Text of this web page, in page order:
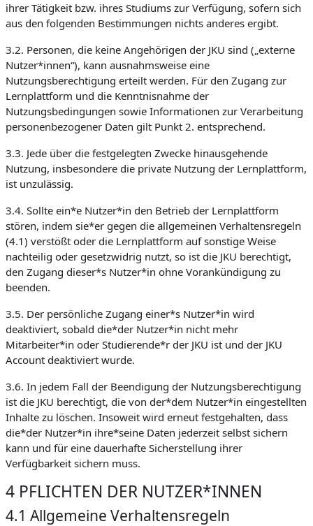
ihrer Tätigkeit bzw. ihres Studiums zur Verfügung, sofern sich
aus den folgenden Bestimmungen nichts anderes ergibt.
3.2. Personen, die keine Angehörigen der JKU sind („externe
Nutzer*innen“), kann ausnahmsweise eine
Nutzungsberechtigung erteilt werden. Für den Zugang zur
Lernplattform und die Kenntnisnahme der
Nutzungsbedingungen sowie Informationen zur Verarbeitung
personenbezogener Daten gilt Punkt 2. entsprechend.
3.3. Jede über die festgelegten Zwecke hinausgehende
Nutzung, insbesondere die private Nutzung der Lernplattform,
ist unzulässig.
3.4. Sollte ein*e Nutzer*in den Betrieb der Lernplattform
stören, indem sie*er gegen die allgemeinen Verhaltensregeln
(4.1) verstößt oder die Lernplattform auf sonstige Weise
nachteilig oder gesetzwidrig nutzt, so ist die JKU berechtigt,
den Zugang dieser*s Nutzer*in ohne Vorankündigung zu
beenden.
3.5. Der persönliche Zugang einer*s Nutzer*in wird
deaktiviert, sobald die*der Nutzer*in nicht mehr
Mitarbeiter*in oder Studierende*r der JKU ist und der JKU
Account deaktiviert wurde.
3.6. In jedem Fall der Beendigung der Nutzungsberechtigung
ist die JKU berechtigt, die von der*dem Nutzer*in eingestellten
Inhalte zu löschen. Insoweit wird erneut festgehalten, dass
die*der Nutzer*in ihre*seine Daten jederzeit selbst sichern
kann und für eine dauerhafte Sicherstellung ihrer
Verfügbarkeit sichern muss.
4 PFLICHTEN DER NUTZER*INNEN
4.1 Allgemeine Verhaltensregeln